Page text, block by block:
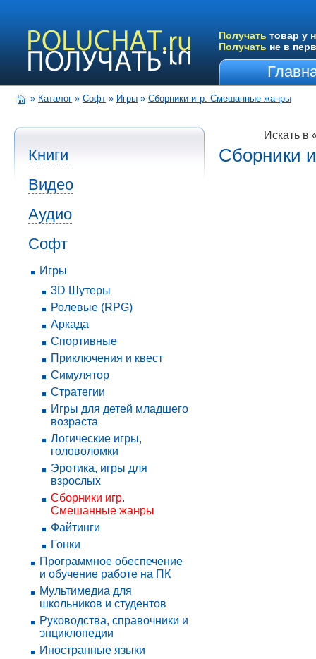
Получать товар у
Получать не в
» Каталог » Софт » Игры » Сборники игр. Смешанные жанры
Книги
Видео
Аудио
Софт
Игры
3D Шутеры
Ролевые (RPG)
Аркада
Спортивные
Приключения и квест
Симулятор
Стратегии
Игры для детей младшего
возраста
Логические игры,
головоломки
Эротика, игры для
взрослых
Сборники игр.
Смешанные жанры
Файтинги
Гонки
Программное обеспечение
и обучение работе на ПК
Мультимедиа для
школьников и студентов
Руководства, справочники и
энциклопедии
Иностранные языки
Искать
Сборники